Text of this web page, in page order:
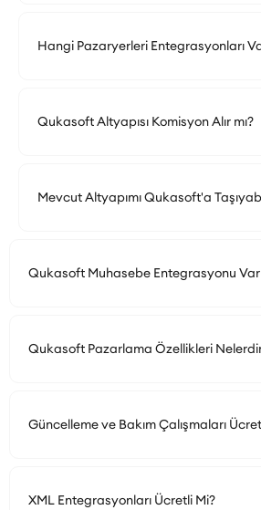
Hangi Pazaryerleri Entegrasyonları
Qukasoft Altyapısı Komisyon Alır mı?
Mevcut Altyapımı Qukasoft'a
Qukasoft Muhasebe Entegrasyonu Var
Qukasoft Pazarlama Özellikleri
Güncelleme ve Bakım Çalışmaları
XML Entegrasyonları Ücretli Mi?